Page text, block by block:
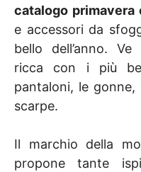
catalogo primavera
e accessori da
bello dell’anno.
ricca con i più
pantaloni, le
scarpe.
Il marchio della
propone tante